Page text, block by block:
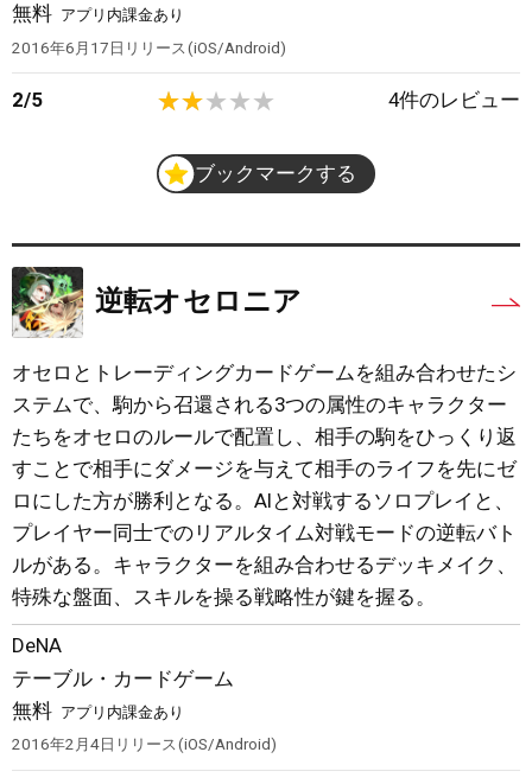
無料 アプリ内課金あり
2016年6月17日 リリース iOS/Android
2/5 4件のレビュー
ブックマークする
逆転オセロニア
オセロとトレーディングカードゲームを組み合わせたシ
ステムで、駒から召還される3つの属性のキャラクター
たちをオセロのルールで配置し、相手の駒をひっくり返
すことで相手にダメージを与えて相手のライフを先にゼ
ロにした方が勝利となる。AIと対戦するソロプレイと、
プレイヤー同士でのリアルタイム対戦モードの逆転バト
ルがある。キャラクターを組み合わせるデッキメイク、
特殊な盤面、スキルを操る戦略性が鍵を握る。
DeNA
テーブル・カードゲーム
無料 アプリ内課金あり
2016年2月4日 リリース iOS/Android